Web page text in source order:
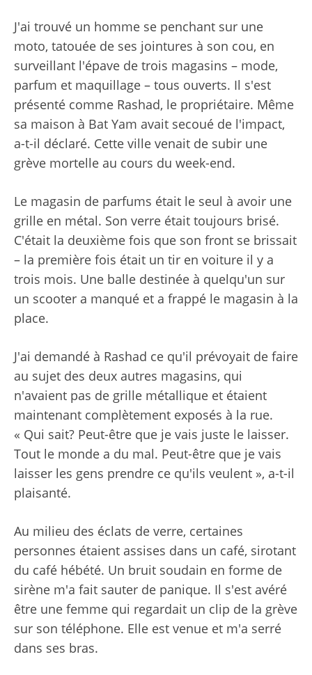
J'ai trouvé un homme se penchant sur une
moto, tatouée de ses jointures à son cou, en
surveillant l'épave de trois magasins – mode,
parfum et maquillage – tous ouverts. Il s'est
présenté comme Rashad, le propriétaire. Même
sa maison à Bat Yam avait secoué de l'impact,
a-t-il déclaré. Cette ville venait de subir une
grève mortelle au cours du week-end.
Le magasin de parfums était le seul à avoir une
grille en métal. Son verre était toujours brisé.
C'était la deuxième fois que son front se brissait
– la première fois était un tir en voiture il y a
trois mois. Une balle destinée à quelqu'un sur
un scooter a manqué et a frappé le magasin à la
place.
J'ai demandé à Rashad ce qu'il prévoyait de faire
au sujet des deux autres magasins, qui
n'avaient pas de grille métallique et étaient
maintenant complètement exposés à la rue.
« Qui sait? Peut-être que je vais juste le laisser.
Tout le monde a du mal. Peut-être que je vais
laisser les gens prendre ce qu'ils veulent », a-t-il
plaisanté.
Au milieu des éclats de verre, certaines
personnes étaient assises dans un café, sirotant
du café hébété. Un bruit soudain en forme de
sirène m'a fait sauter de panique. Il s'est avéré
être une femme qui regardait un clip de la grève
sur son téléphone. Elle est venue et m'a serré
dans ses bras.